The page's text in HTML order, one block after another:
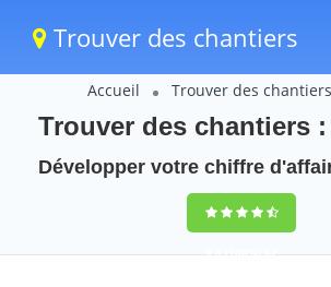
Trouver des chantiers
Accueil Trouver des
Trouver des chantiers
Développer votre chiffre
9,5(100%)62